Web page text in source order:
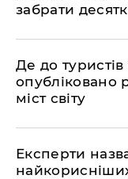
забрати
Де до
опубліковано
міст світу
Експерти